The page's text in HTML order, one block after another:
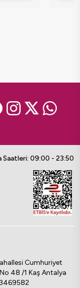
Saatleri: 09:00 - 23:50
Cumhuriyet
48 /1 Kaş Antalya